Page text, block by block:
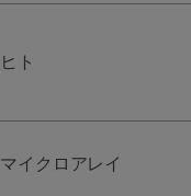
ヒト
マイクロアレイ